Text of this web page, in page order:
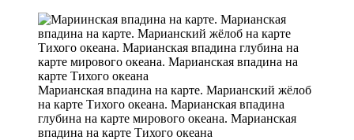
Марианская впадина на карте. Марианский жёлоб
на карте Тихого океана. Марианская впадина
глубина на карте мирового океана. Марианская
впадина на карте Тихого океана